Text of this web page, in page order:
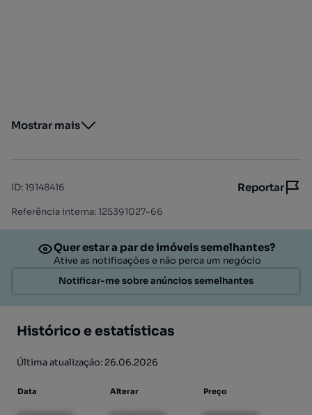
Mostrar mais
ID:19148416 Reportar
Referência interna: 125391027-66
Quer estar a par de imóveis semelhantes?
Ative as notificações e não perca um negócio
Notificar-me sobre anúncios semelhantes
Histórico e estatísticas
Última atualização: 26.06.2026
Data Alterar Preço